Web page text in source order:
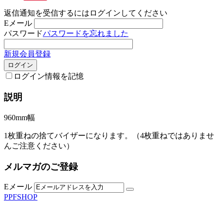
返信通知を受信するにはログインしてください
Eメール
パスワードパスワードを忘れました
新規会員登録
ログイン
ログイン情報を記憶
説明
960mm幅
1枚重ねの捨てバイザーになります。（4枚重ねではありませ
んご注意ください）
メルマガのご登録
Eメール
PPFSHOP